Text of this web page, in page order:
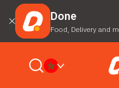
Done
Food, Delivery and